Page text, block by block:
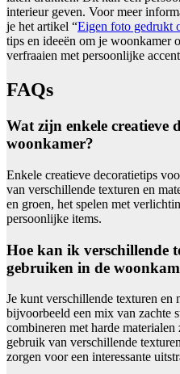
interieur geven. Voor meer
je het artikel “Eigen foto gedrukt
tips en ideeën om je woonkamer
verfraaien met persoonlijke
FAQs
Wat zijn enkele creatieve
woonkamer?
Enkele creatieve decoratietips
van verschillende texturen en
en groen, het spelen met
persoonlijke items.
Hoe kan ik verschillende
gebruiken in de
Je kunt verschillende texturen en
bijvoorbeeld een mix van zachte
combineren met harde
gebruik van verschillende
zorgen voor een interessante